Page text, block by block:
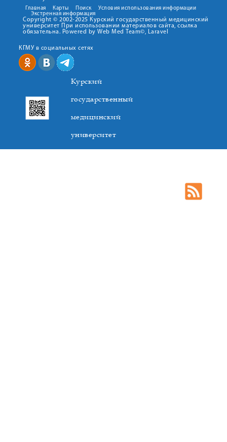
Главная Карты Поиск
Условия использования информации
Экстренная информация
Copyright © 2002-2025 Курский государственный медицинский
университет При использовании материалов сайта, ссылка
обязательна. Powered by Web Med Team©, Laravel
КГМУ в социальных сетях
Курский
государственный
медицинский
университет